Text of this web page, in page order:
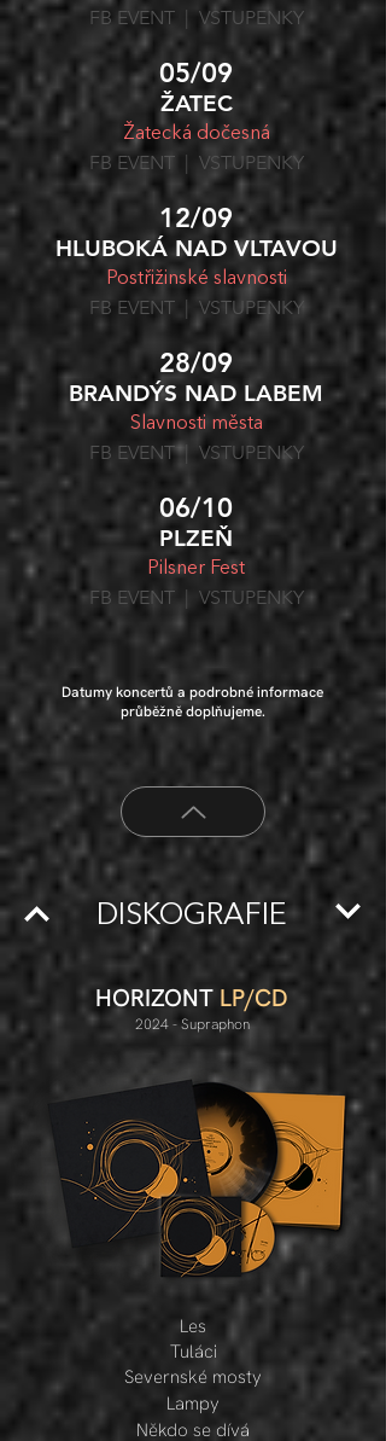
FB EVENT | VSTUPENKY
05/09
ŽATEC
Žatecká dočesná
FB EVENT | VSTUPENKY
12/09
HLUBOKÁ NAD VLTAVOU
Postřižinské slavnosti
FB EVENT | VSTUPENKY
28/09
BRANDÝS NAD LABEM
Slavnosti města
FB EVENT | VSTUPENKY
06/10
PLZEŇ
Pilsner Fest
FB EVENT | VSTUPENKY
Datumy koncertů a podrobné informace
průběžně doplňujeme.
DISKOGRAFIE
HORIZONT LP/CD
2024 - Supraphon
Les
Tuláci
Severnské mosty
Lampy
Někdo se dívá